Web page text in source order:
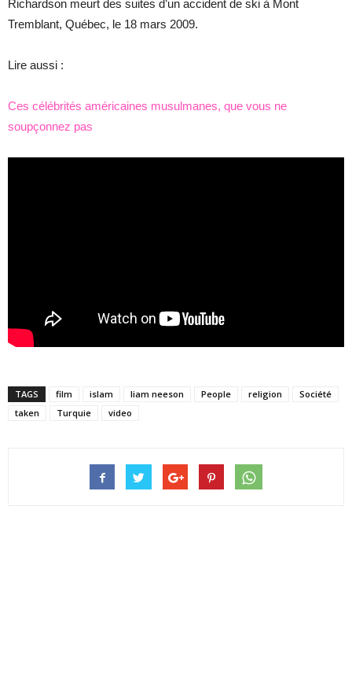
Richardson meurt des suites d’un accident de ski à Mont
Tremblant, Québec, le 18 mars 2009.
Lire aussi :
Ces célébrités américaines musulmanes, que vous ne
soupçonnez pas
TAGS film islam liam neeson People religion
Société
taken
Turquie video